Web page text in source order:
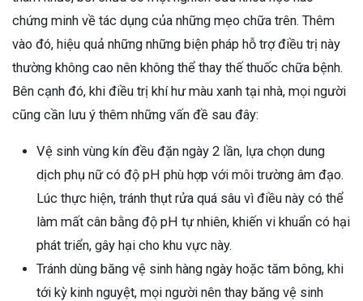
chứng minh về tác dụng của những mẹo chữa trên. Thêm
vào đó, hiệu quả những những biện pháp hỗ trợ điều trị này
thường không cao nên không thể thay thế thuốc chữa bệnh.
Bên cạnh đó, khi điều trị khí hư màu xanh tại nhà, mọi người
cũng cần lưu ý thêm những vấn đề sau đây:
Vệ sinh vùng kín đều đặn ngày 2 lần, lựa chọn dung
dịch phụ nữ có độ pH phù hợp với môi trường âm đạo.
Lúc thực hiện, tránh thụt rửa quá sâu vì điều này có thể
làm mất cân bằng độ pH tự nhiên, khiến vi khuẩn có hại
phát triển, gây hại cho khu vực này.
Tránh dùng băng vệ sinh hàng ngày hoặc tăm bông, khi
tới kỳ kinh nguyệt, mọi người nên thay băng vệ sinh